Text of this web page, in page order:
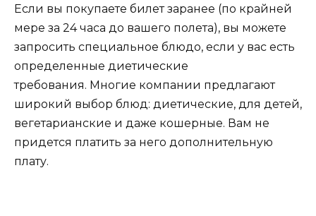
Если вы покупаете билет заранее (по крайней
мере за 24 часа до вашего полета), вы можете
запросить специальное блюдо, если у вас есть
определенные диетические
требования. Многие компании предлагают
широкий выбор блюд: диетические, для детей,
вегетарианские и даже кошерные. Вам не
придется платить за него дополнительную
плату.